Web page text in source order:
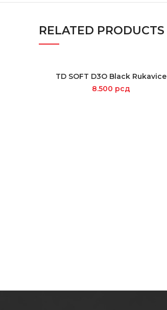
RELATED PRODUCTS
SELECT OPTIONS
TD SOFT D3O Black Rukavice
8.500 рсд